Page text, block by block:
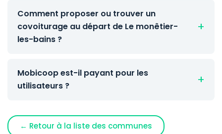
Comment proposer ou trouver un
covoiturage au départ de Le monêtier-
les-bains ?
Mobicoop est-il payant pour les
utilisateurs ?
← Retour à la liste des communes